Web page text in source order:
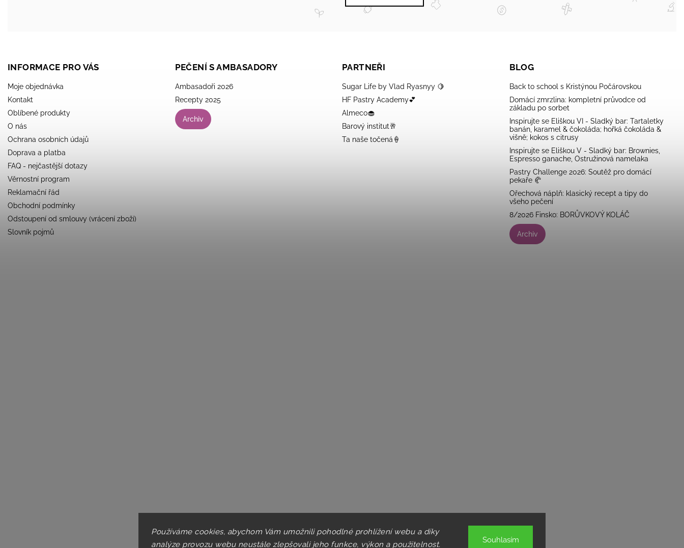
Používáme cookies, abychom Vám umožnili pohodlné prohlížení webu a díky
analýze provozu webu neustále zlepšovali jeho funkce, výkon a použitelnost.
Souhlasím
INFORMACE PRO VÁS
Moje objednávka
Kontakt
Oblíbené produkty
O nás
Ochrana osobních údajů
Doprava a platba
FAQ - nejčastější dotazy
Věrnostní program
Reklamační řád
Obchodní podmínky
Odstoupení od smlouvy (vrácení zboží)
Slovník pojmů
PEČENÍ S AMBASADORY
Ambasadoři 2026
Recepty 2025
Archiv
PARTNEŘI
Sugar Life by Vlad Ryasnyy 🍋
HF Pastry Academy💕
Almeco🧁
Barový institut🥂
Ta naše točená🍦
BLOG
Back to school s Kristýnou Počárovskou
Domácí zmrzlina: kompletní průvodce od
základu po sorbet
Inspirujte se Eliškou VI - Sladký bar: Tartaletky
banán, karamel & čokoláda; hořká čokoláda &
višně; kokos s citrusy
Inspirujte se Eliškou V - Sladký bar: Brownies,
Espresso ganache, Ostružinová namelaka
Pastry Challenge 2026: Soutěž pro domácí
pekaře 🥐
Ořechová náplň: klasický recept a tipy do
všeho pečení
8/2026 Finsko: BORŮVKOVÝ KOLÁČ
Archiv